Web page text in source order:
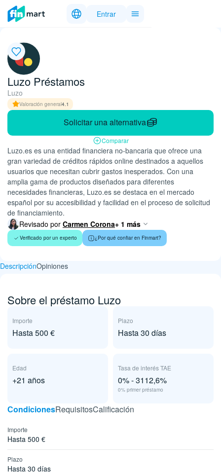
Entrar
Luzo Préstamos
Luzo
Valoración general4.1
Solicitar una alternativa
Comparar
Luzo.es es una entidad financiera no-bancaria que ofrece una
gran variedad de créditos rápidos online destinados a aquellos
usuarios que necesitan cubrir gastos inesperados. Con una
amplia gama de productos diseñados para diferentes
necesidades financieras, Luzo.es se destaca en el mercado
español por su accesibilidad y facilidad en el proceso de solicitud
de financiamiento.
Revisado por Carmen Corona+ 1 más
Verificado por un experto ¿Por qué confiar en Finmart?
DescripciónOpiniones
Sobre el préstamo Luzo
Importe
Hasta 500 €
Plazo
Hasta 30 días
Edad
+21 años
Tasa de interés TAE
0% - 3112,6%
0% primer préstamo
СondicionesRequisitosCalificación
Importe
Hasta 500 €
Plazo
Hasta 30 días